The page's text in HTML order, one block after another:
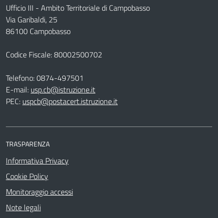
Ufficio III - Ambito Territoriale di Campobasso
Via Garibaldi, 25
86100 Campobasso
Codice Fiscale: 80002500702
Telefono:0874-497501
E-mail: usp.cb@istruzione.it
PEC: uspcb@postacert.istruzione.it
TRASPARENZA
Informativa Privacy
Cookie Policy
Monitoraggio accessi
Note legali